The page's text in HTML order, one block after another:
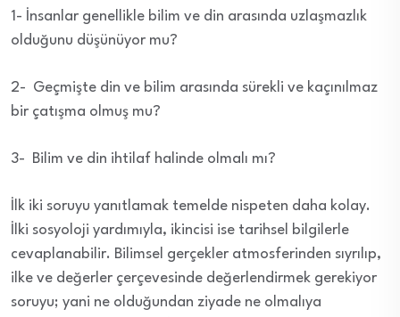
1- İnsanlar genellikle bilim ve din arasında uzlaşmazlık
olduğunu düşünüyor mu?
2- Geçmişte din ve bilim arasında sürekli ve kaçınılmaz
bir çatışma olmuş mu?
3- Bilim ve din ihtilaf halinde olmalı mı?
İlk iki soruyu yanıtlamak temelde nispeten daha kolay.
İlki sosyoloji yardımıyla, ikincisi ise tarihsel bilgilerle
cevaplanabilir. Bilimsel gerçekler atmosferinden sıyrılıp,
ilke ve değerler çerçevesinde değerlendirmek gerekiyor
soruyu; yani ne olduğundan ziyade ne olmalıya